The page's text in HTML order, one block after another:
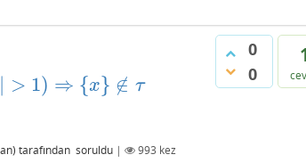
0
0
| > 1) ⇒ {x} ∉ τ
⇒{ x}∉τ
tarafından soruldu | 993 kez